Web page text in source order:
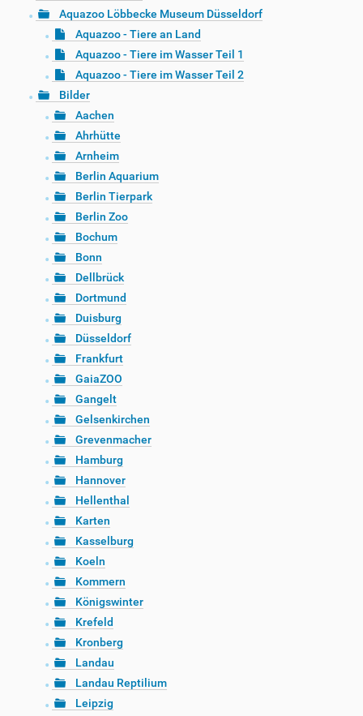
Aquazoo Löbbecke Museum Düsseldorf
Aquazoo - Tiere an Land
Aquazoo - Tiere im Wasser Teil 1
Aquazoo - Tiere im Wasser Teil 2
Bilder
Aachen
Ahrhütte
Arnheim
Berlin Aquarium
Berlin Tierpark
Berlin Zoo
Bochum
Bonn
Dellbrück
Dortmund
Duisburg
Düsseldorf
Frankfurt
GaiaZOO
Gangelt
Gelsenkirchen
Grevenmacher
Hamburg
Hannover
Hellenthal
Karten
Kasselburg
Koeln
Kommern
Königswinter
Krefeld
Kronberg
Landau
Landau Reptilium
Leipzig